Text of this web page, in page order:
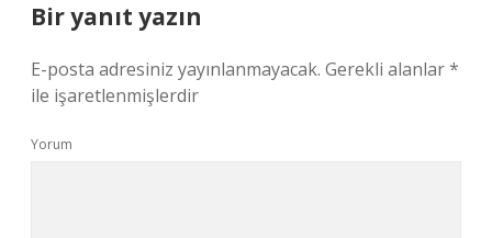
Bir yanıt yazın
E-posta adresiniz yayınlanmayacak. Gerekli alanlar*
ile işaretlenmişlerdir
Yorum